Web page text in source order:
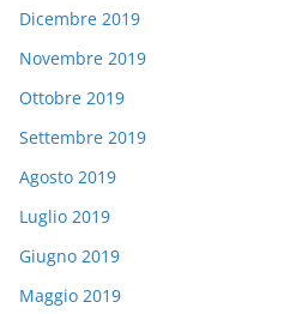
Dicembre 2019
Novembre 2019
Ottobre 2019
Settembre 2019
Agosto 2019
Luglio 2019
Giugno 2019
Maggio 2019